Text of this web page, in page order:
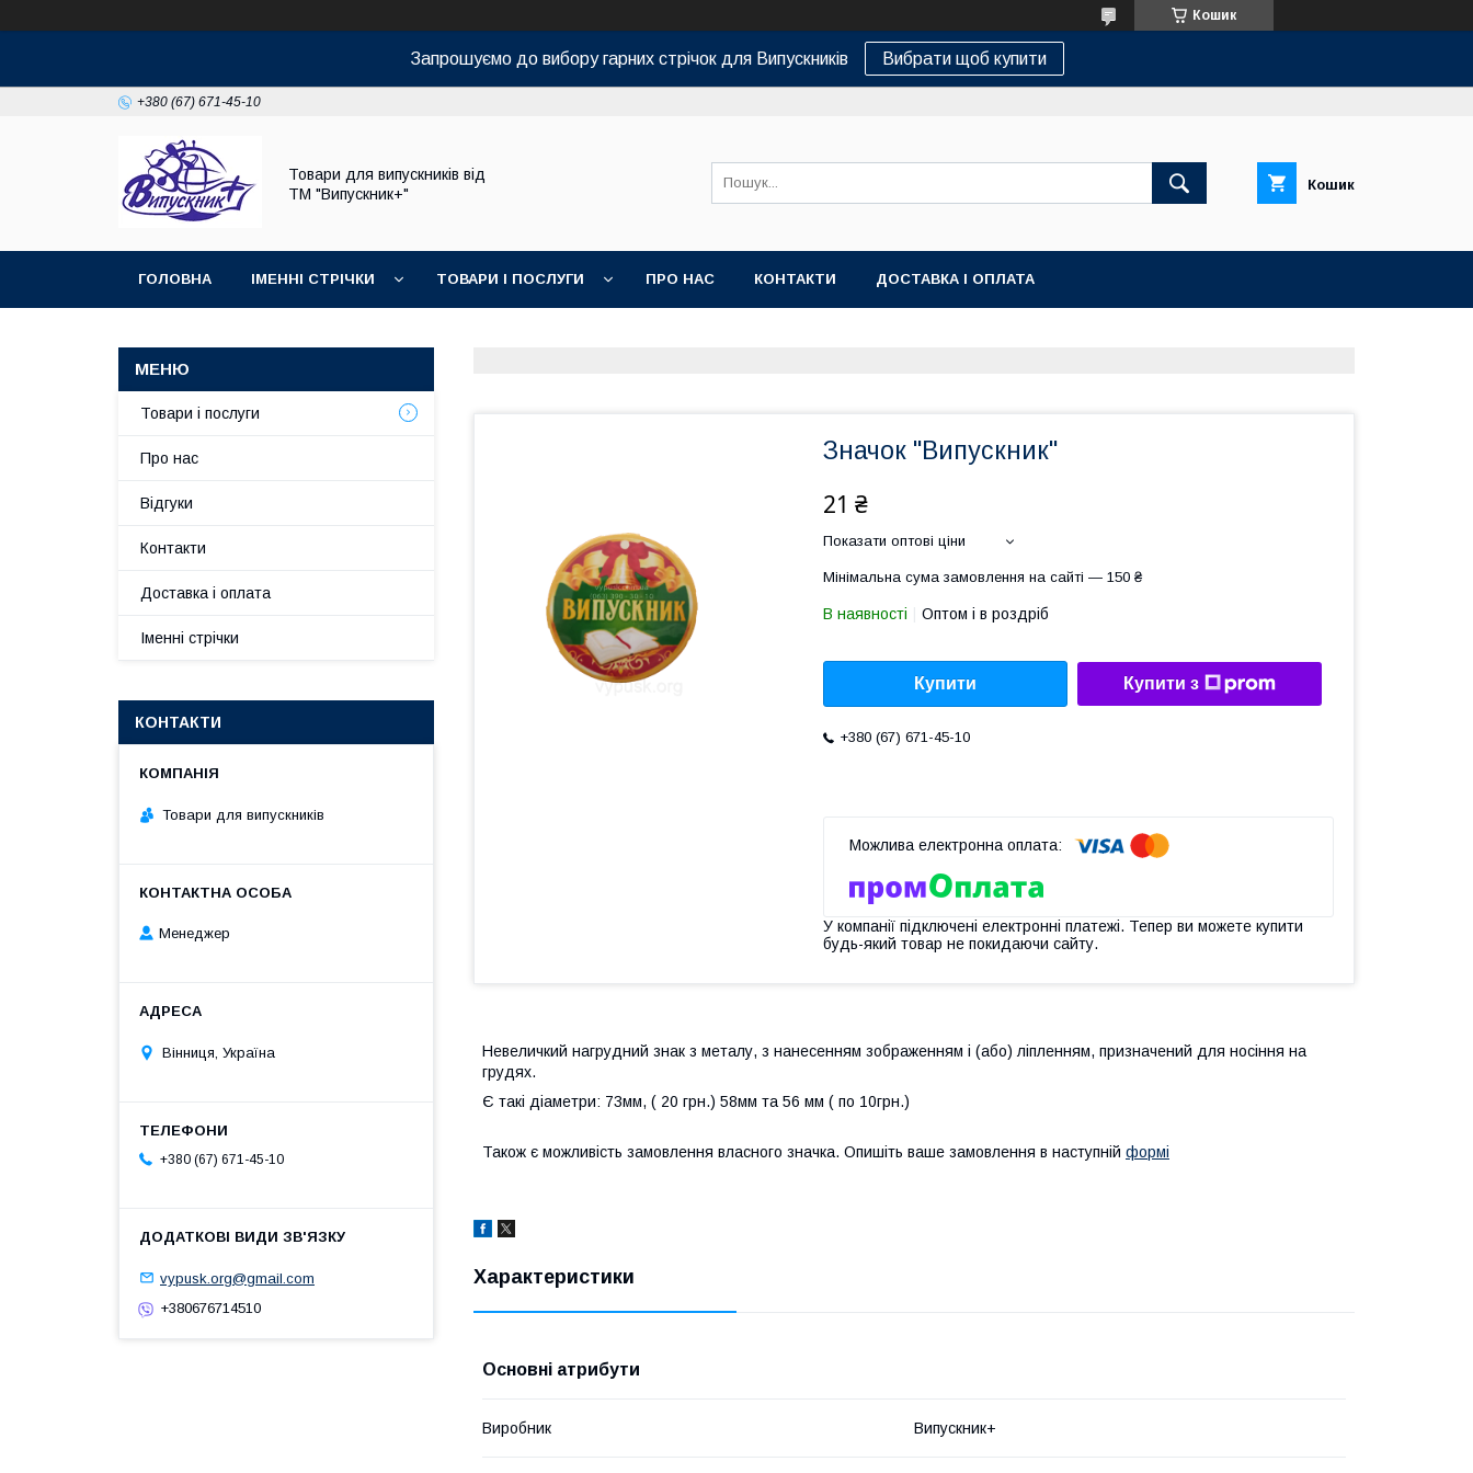
Кошик
Запрошуємо до вибору гарних стрічок для Випускників Вибрати щоб купити
+380 (67) 671-45-10
Товари для випускників від
ТМ "Випускник+"
Кошик
ГОЛОВНА ІМЕННІ СТРІЧКИ ТОВАРИ І ПОСЛУГИ ПРО НАС КОНТАКТИ ДОСТАВКА І ОПЛАТА
Значок "Випускник"
21 ₴
Показати оптові ціни
Мінімальна сума замовлення на сайті — 150 ₴
В наявності Оптом і в роздріб
Купити Купити з
+380 (67) 671-45-10
У компанії підключені електронні платежі. Тепер ви можете купити
будь-який товар не покидаючи сайту.
Невеличкий нагрудний знак з металу, з нанесенням зображенням і (або) ліпленням, призначений для носіння на
грудях.
Є такі діаметри: 73мм, ( 20 грн.) 58мм та 56 мм ( по 10грн.)
Також є можливість замовлення власного значка. Опишіть ваше замовлення в наступній формі
Характеристики
Основні атрибути
Виробник Випускник+
Товари і послуги
Про нас
Відгуки
Контакти
Доставка і оплата
Іменні стрічки
КОНТАКТИ
Товари для випускників
Менеджер
Вінниця, Україна
+380 (67) 671-45-10
vypusk.org@gmail.com
+380676714510